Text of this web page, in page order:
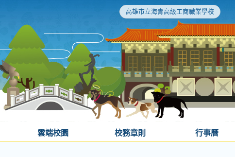
高雄市立海青高級工商職業學校
雲端校園 校務章則 行事曆